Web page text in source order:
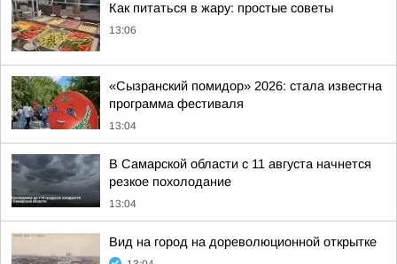
Как питаться в жару: простые советы
13:06
«Сызранский помидор» 2026: стала известна
программа фестиваля
13:04
В Самарской области с 11 августа начнется
резкое похолодание
13:04
Вид на город на дореволюционной открытке